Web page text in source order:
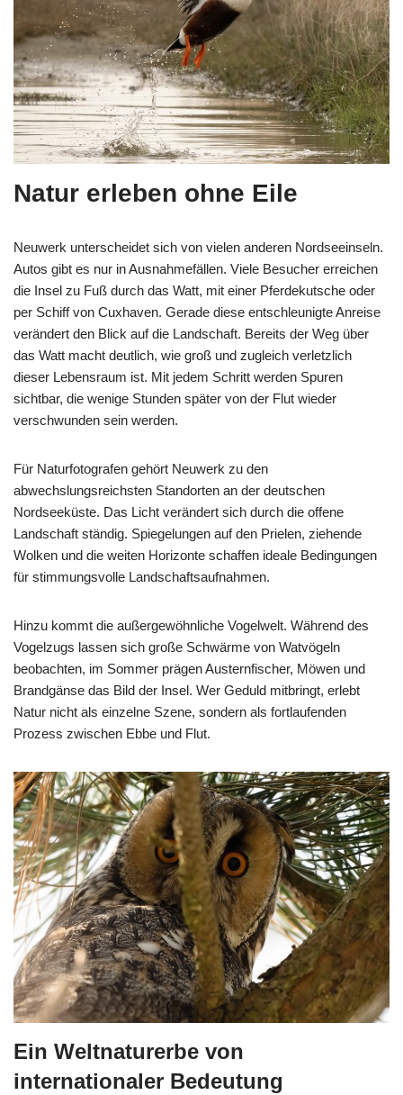
Natur erleben ohne Eile
Neuwerk unterscheidet sich von vielen anderen Nordseeinseln.
Autos gibt es nur in Ausnahmefällen. Viele Besucher erreichen
die Insel zu Fuß durch das Watt, mit einer Pferdekutsche oder
per Schiff von Cuxhaven. Gerade diese entschleunigte Anreise
verändert den Blick auf die Landschaft. Bereits der Weg über
das Watt macht deutlich, wie groß und zugleich verletzlich
dieser Lebensraum ist. Mit jedem Schritt werden Spuren
sichtbar, die wenige Stunden später von der Flut wieder
verschwunden sein werden.
Für Naturfotografen gehört Neuwerk zu den
abwechslungsreichsten Standorten an der deutschen
Nordseeküste. Das Licht verändert sich durch die offene
Landschaft ständig. Spiegelungen auf den Prielen, ziehende
Wolken und die weiten Horizonte schaffen ideale Bedingungen
für stimmungsvolle Landschaftsaufnahmen.
Hinzu kommt die außergewöhnliche Vogelwelt. Während des
Vogelzugs lassen sich große Schwärme von Watvögeln
beobachten, im Sommer prägen Austernfischer, Möwen und
Brandgänse das Bild der Insel. Wer Geduld mitbringt, erlebt
Natur nicht als einzelne Szene, sondern als fortlaufenden
Prozess zwischen Ebbe und Flut.
Ein Weltnaturerbe von
internationaler Bedeutung